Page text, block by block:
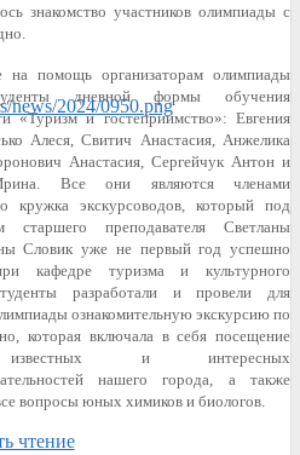
знакомство участников олимпиады с
помощь организаторам олимпиады
дневной формы обучения
«Туризм и гостеприимство»: Евгения
Алеся, Свитич Анастасия, Анжелика
Анастасия, Сергейчук Антон и
Все они являются членами
кружка экскурсоводов, который под
старшего преподавателя Светланы
Словик уже не первый год успешно
кафедре туризма и культурного
разработали и провели для
ознакомительную экскурсию по
которая включала в себя посещение
и интересных
нашего города, а также
вопросы юных химиков и биологов.
чтение